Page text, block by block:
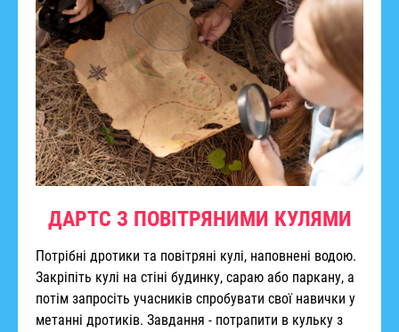
ДАРТС З ПОВІТРЯНИМИ КУЛЯМИ
Потрібні дротики та повітряні кулі, наповнені водою.
Закріпіть кулі на стіні будинку, сараю або паркану, а
потім запросіть учасників спробувати свої навички у
метанні дротиків. Завдання - потрапити в кульку з